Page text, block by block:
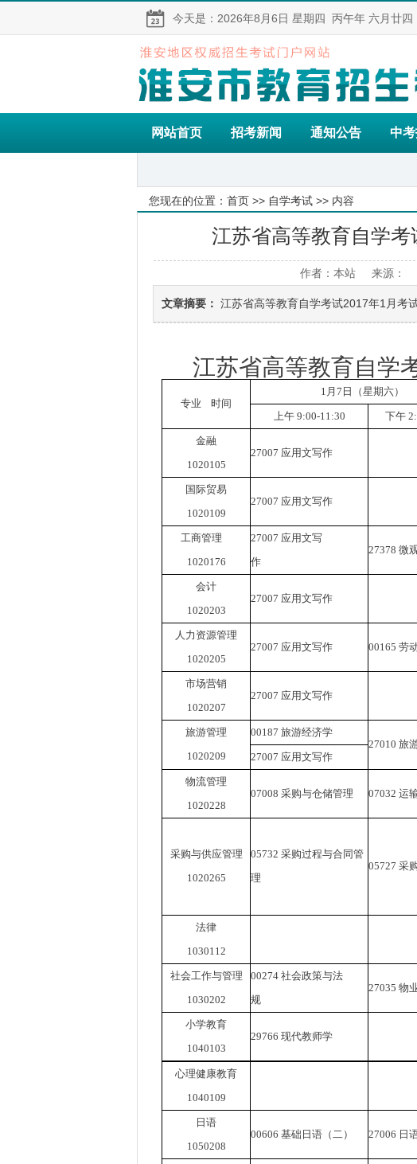
今天是： 2026年8月6日 星期四 丙午年 六月廿四
网站首页 招考新闻 通知公告 中
您现在的位置： 首页 >> 自学考试 >> 内容
江苏省高等教育自学考
作者：本站 来源：
文章摘要： 江苏省高等教育自学考试2017年1月考
江苏省高等教育自学
专业 时间
1 月 7 日（星期六）
上午9:00-11:30 下午
金融
1020105
27007 应用文写作
国际贸易
1020109
27007 应用文写作
工商管理
1020176
27007 应用文写
作
27378 微
会计
1020203
27007 应用文写作
人力资源管理
1020205
27007 应用文写作 00165 劳
市场营销
1020207
27007 应用文写作
旅游管理
1020209
00187 旅游经济学
27010 旅
27007 应用文写作
物流管理
1020228
07008 采购与仓储管理 07032 运
采购与供应管理
1020265
05732 采购过程与合同管
理
05727 采
法律
1030112
社会工作与管理
1030202
00274 社会政策与法
规
27035 物
小学教育
1040103
29766 现代教师学
心理健康教育
1040109
日语
1050208
00606 基础日语（二） 27006 日